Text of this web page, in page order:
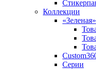
Коллекции
Серии